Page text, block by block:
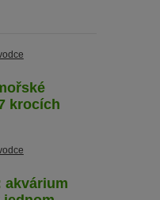
krocích
akvárium